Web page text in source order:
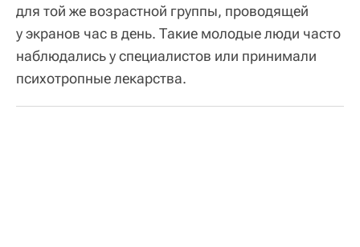
для той же возрастной группы, проводящей
у экранов час в день. Такие молодые люди часто
наблюдались у специалистов или принимали
психотропные лекарства.